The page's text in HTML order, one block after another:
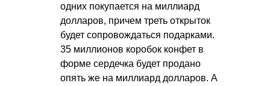
одних покупается на миллиард
долларов, причем треть открыток
будет сопровождаться подарками.
35 миллионов коробок конфет в
форме сердечка будет продано
опять же на миллиард долларов. А